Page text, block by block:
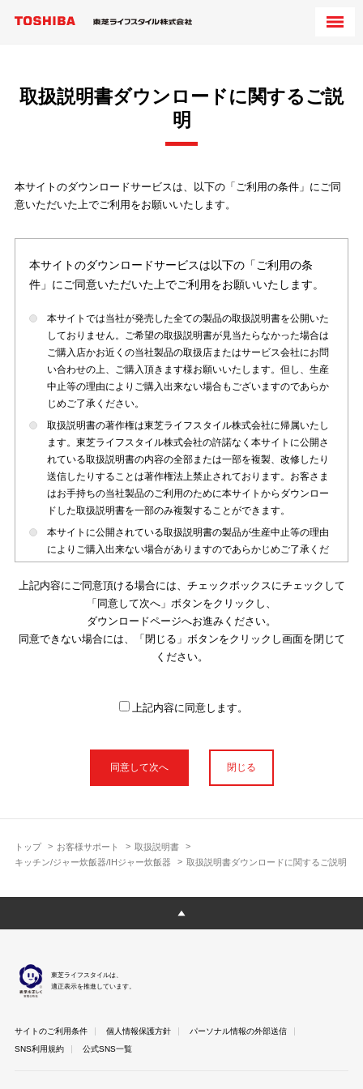
トップ お客様サポート
取扱説明書
キッチン/ジャー炊飯器/IHジャー炊飯器
取扱説明書ダウンロードに関するご説明
取扱説明書ダウンロードに関するご説
明
本サイトのダウンロードサービスは、以下の「ご利用の条件」にご同
意いただいた上でご利用をお願いいたします。
本サイトのダウンロードサービスは以下の「ご利用の条
件」にご同意いただいた上でご利用をお願いいたします。
本サイトでは当社が発売した全ての製品の取扱説明書を公開いた
しておりません。ご希望の取扱説明書が見当たらなかった場合は
ご購入店かお近くの当社製品の取扱店またはサービス会社にお問
い合わせの上、ご購入頂きます様お願いいたします。但し、生産
中止等の理由によりご購入出来ない場合もございますのであらか
じめご了承ください。
取扱説明書の著作権は東芝ライフスタイル株式会社に帰属いたし
ます。東芝ライフスタイル株式会社の許諾なく本サイトに公開さ
れている取扱説明書の内容の全部または一部を複製、改修したり
送信したりすることは著作権法上禁止されております。お客さま
はお手持ちの当社製品のご利用のために本サイトからダウンロー
ドした取扱説明書を一部のみ複製することができます。
本サイトに公開されている取扱説明書の製品が生産中止等の理由
によりご購入出来ない場合がありますのであらかじめご了承くだ
本サイトに公開されている取扱説明書は、製品が発売された時点
のものを掲載しております。従いまして本サイトに掲載されてい
る取扱説明書の記載内容とお客さまがお持ちの製品の仕様がその
後のマイナーチェンジ等で変更になる場合がございます。本サイ
トに公開されている取扱説明書の内容とお手持ちの製品の仕様に
使用上のご注意や安全上のご注意、また測定基準や数値等は取扱
説明書が作成された時点での基準に応じた内容となっております
明書以外の印刷物が同梱されている場合がありますが、本サイト
ではそれらを全て公開しておりませんのであらかじめご了承くだ
本サイトのサービスは予告なく中止または内容を変更する場合が
ございますのであらかじめご了承ください。
さま以外からのお問い合わせにはお答えできない場合があります
のであらかじめご了承ください。
上記内容にご同意頂ける場合には、チェックボックスにチェックして
「同意して次へ」ボタンをクリックし、
ダウンロードページへお進みください。
同意できない場合には、「閉じる」ボタンをクリックし画面を閉じて
ください。
上記内容に同意します。
閉じる
東芝ライフスタイルは、
適正表示を推進しています。
サイトのご利用条件 個人情報保護方針
パーソナル情報の外部送信
SNS利用規約
公式SNS一覧